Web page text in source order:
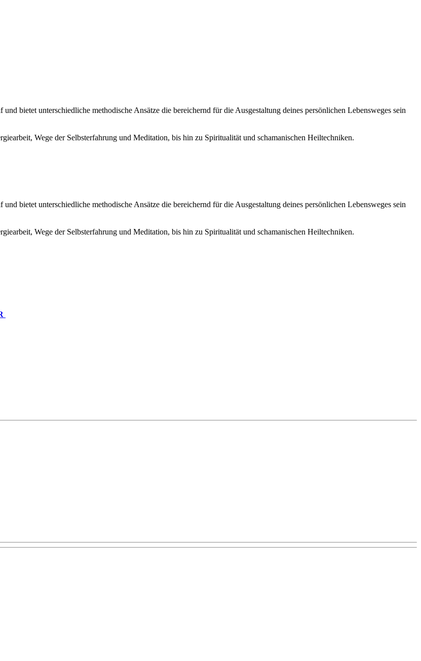
bietet unterschiedliche methodische Ansätze die bereichernd für die Ausgestaltung deines persönlichen Lebensweges sein
Wege der Selbsterfahrung und Meditation, bis hin zu Spiritualität und schamanischen Heiltechniken.
bietet unterschiedliche methodische Ansätze die bereichernd für die Ausgestaltung deines persönlichen Lebensweges sein
Wege der Selbsterfahrung und Meditation, bis hin zu Spiritualität und schamanischen Heiltechniken.